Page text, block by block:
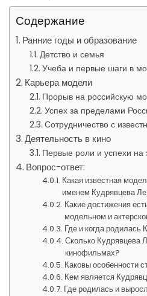
Содержание
Ранние годы и образование
Детство и семья
Учеба и первые шаги в
Карьера модели
Прорыв на российскую
Успех за пределами
Сотрудничество с
Деятельность в кино
Первые роли и успехи на
Вопрос-ответ:
Какая известная
именем Кудрявцева
Какие достижения
модельном и
Где и когда родилась
Сколько Кудрявцева
кинофильмах?
Каковы особенности
Кем является
Где родилась и